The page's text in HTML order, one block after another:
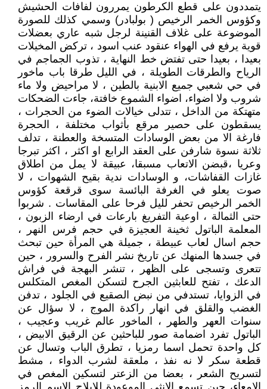
يتمددون على قطع الكرطون يمررون لفافات الحشيش
وكؤوس الخمر الرخيص ( بولبادر) وسمي كذلك للصورة
الموضوعة على غلاف القنينة لرجل شبه عاري بعضلات
قوية يرفع في الهواء عنقود عنب اسود ، تركض المخيلات
بعيدا ، بعيدا حتى تفتض خط النهاية ، تذوب الجماجم في
الرياح والطرقات الطويلة ، في الليل طرقا باب ماخور
في حي شعبي جميع الابنية بالطين ، لا مراحيض ولا ماء
شروب ولا اضواء، اضواء الشموع خافتة، جاءت الضحكات
متهتكة من الداخل ، تتدلى خيالات الضوء من الحجرات ،
يسقطون على حصير مرقع بأثواب مختلفة ، الحجرة
فارغة الا من بعض الوسادات المتسخة والعطنة ، تدلف
ثلاثة نسوة شارفن على العقد الرابع او اكثر ، اكثر تبرجا
وعريا ،قبضن الاتعاب مسبقا، عبيقة لا يمل من اطلاق
غازات القفاشات، و الوسادات ندية بقيح الشهوات ، لا
صوت يعلو في الغرفة البائسة سوى قرقعة كؤوس
الخمر الرخيص تحفر لليل فرحا على المقاسات . شربوا
حتى الثمالة ، اوعية التفريغ بارعات في ارضاء الزبون ،
المعلمة الباتول ثخينة العجيزة في حجم فرس النهر ،
حجم اسال لعاب عبيطة ، جميلة هي المرأة حين تبحث
في جسدها المنهك عن تاريخ نشر الفرح والسرور ، حين
تتعرى وتسجى على الظهر ، تنشر البهجة في فراش
الدعك ، تفتح للعابثين الجرح لتسكن المغص المتكلس
في الزوايا، تستدفي من نبض الصقيع في الجلود ، تدفن
الغضب والقلق في انهار راكدة الموج ، لا سؤال عن
سنوات العهر والطهر ، الماخور عالم غريب وعجيب ،
الباتول تفرد اضمامة صور للباحثين عن الرقيق الابيض ،
كل واحدة تحمل اسما رمزيا ، تطرق الباب وتسال عن
قطعة سكر لا نه نفذ ، ملعقة لشرب الدواء ، مشط
لتسريح الشعر ، بعضا من الزعتر لتسكين المغص في